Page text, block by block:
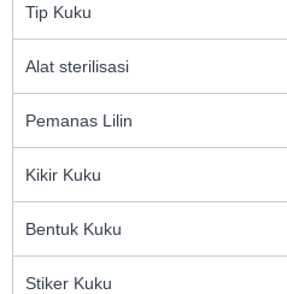
Tip Kuku
Alat sterilisasi
Pemanas Lilin
Kikir Kuku
Bentuk Kuku
Stiker Kuku